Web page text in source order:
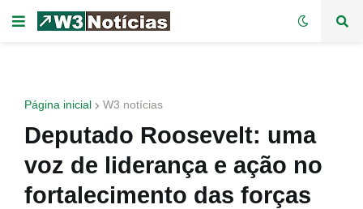
Página inicial W3 notícias
Deputado Roosevelt: uma
voz de liderança e ação no
fortalecimento das forças